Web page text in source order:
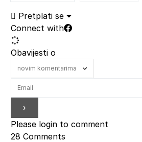
Pretplati se
Connect with
Obavijesti o
Please login to comment
28 Comments